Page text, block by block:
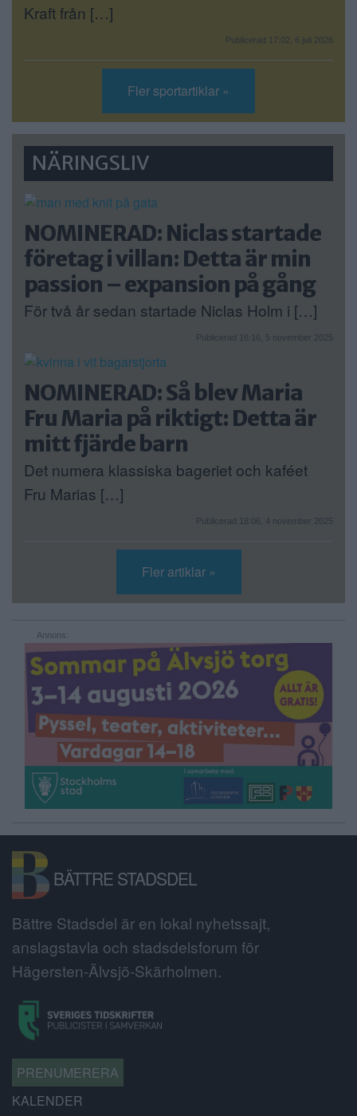
Kraft från […]
Publicerad 17:02, 6 juli 2026
Fler sportartiklar »
NÄRINGSLIV
NOMINERAD: Niclas startade
företag i villan: Detta är min
passion – expansion på gång
För två år sedan startade Niclas Holm i […]
Publicerad 16:16, 5 november 2025
NOMINERAD: Så blev Maria
Fru Maria på riktigt: Detta är
mitt fjärde barn
Det numera klassiska bageriet och kaféet
Fru Marias […]
Publicerad 18:06, 4 november 2025
Fler artiklar »
Annons:
BÄTTRE STADSDEL
Bättre Stadsdel är en lokal nyhetssajt,
anslagstavla och stadsdelsforum för
Hägersten-Älvsjö-Skärholmen.
PRENUMERERA
KALENDER